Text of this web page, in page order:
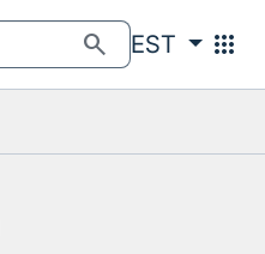
search EST apps